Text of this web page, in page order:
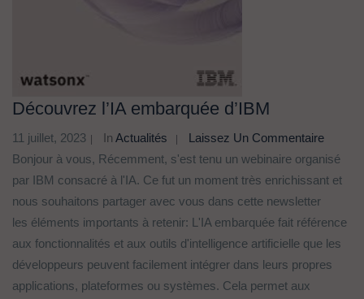
Découvrez l’IA embarquée d’IBM
11 juillet, 2023 In Actualités
Laissez Un Commentaire
Bonjour à vous, Récemment, s'est tenu un webinaire organisé
par IBM consacré à l'IA. Ce fut un moment très enrichissant et
nous souhaitons partager avec vous dans cette newsletter
les éléments importants à retenir: L'IA embarquée fait référence
aux fonctionnalités et aux outils d'intelligence artificielle que les
développeurs peuvent facilement intégrer dans leurs propres
applications, plateformes ou systèmes. Cela permet aux